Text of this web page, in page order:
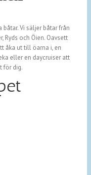
Vi säljer båtar från
Ryds och Öien. Oavsett
åka ut till öarna i, en
eller en daycruiser att
för dig.